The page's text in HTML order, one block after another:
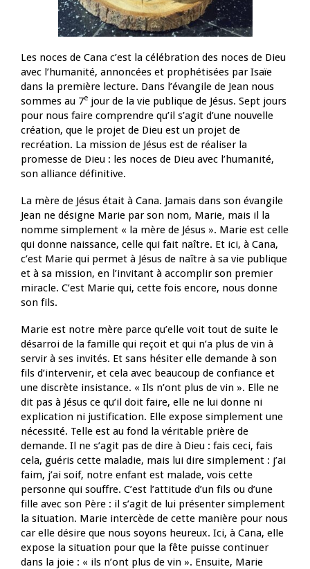
Les noces de Cana c’est la célébration des noces de Dieu
avec l’humanité, annoncées et prophétisées par Isaïe
dans la première lecture. Dans l’évangile de Jean nous
sommes au 7e jour de la vie publique de Jésus. Sept jours
pour nous faire comprendre qu’il s’agit d’une nouvelle
création, que le projet de Dieu est un projet de
recréation. La mission de Jésus est de réaliser la
promesse de Dieu : les noces de Dieu avec l’humanité,
son alliance définitive.
La mère de Jésus était à Cana. Jamais dans son évangile
Jean ne désigne Marie par son nom, Marie, mais il la
nomme simplement « la mère de Jésus ». Marie est celle
qui donne naissance, celle qui fait naître. Et ici, à Cana,
c’est Marie qui permet à Jésus de naître à sa vie publique
et à sa mission, en l’invitant à accomplir son premier
miracle. C’est Marie qui, cette fois encore, nous donne
son fils.
Marie est notre mère parce qu’elle voit tout de suite le
désarroi de la famille qui reçoit et qui n’a plus de vin à
servir à ses invités. Et sans hésiter elle demande à son
fils d’intervenir, et cela avec beaucoup de confiance et
une discrète insistance. « Ils n’ont plus de vin ». Elle ne
dit pas à Jésus ce qu’il doit faire, elle ne lui donne ni
explication ni justification. Elle expose simplement une
nécessité. Telle est au fond la véritable prière de
demande. Il ne s’agit pas de dire à Dieu : fais ceci, fais
cela, guéris cette maladie, mais lui dire simplement : j’ai
faim, j’ai soif, notre enfant est malade, vois cette
personne qui souffre. C’est l’attitude d’un fils ou d’une
fille avec son Père : il s’agit de lui présenter simplement
la situation. Marie intercède de cette manière pour nous
car elle désire que nous soyons heureux. Ici, à Cana, elle
expose la situation pour que la fête puisse continuer
dans la joie : « ils n’ont plus de vin ». Ensuite, Marie